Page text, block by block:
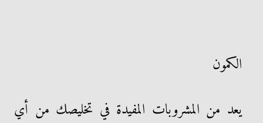
الكمون
يعد من المشروبات المفيدة في تخليصك من أي